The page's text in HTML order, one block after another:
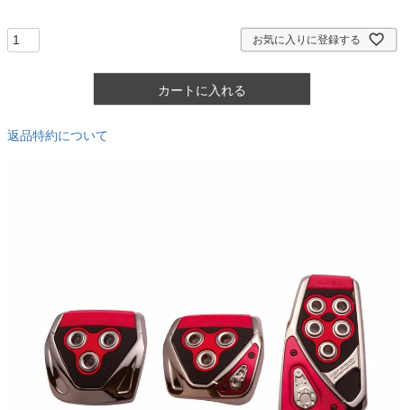
お気に入りに登録する
カートに入れる
返品特約について